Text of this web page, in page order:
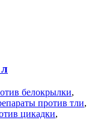
белокрылки,
против тли,
цикадки,